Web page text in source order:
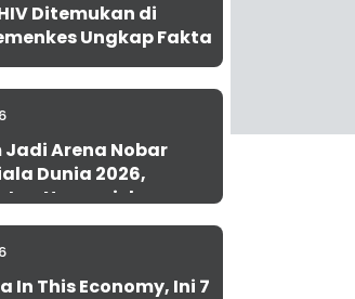
Ditemukan di
Ungkap Fakta
Jadi Arena Nobar
Dunia 2026,
Nawawi dan
untuk 1.000 Warga
In This Economy, Ini 7